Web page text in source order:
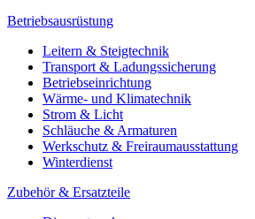
Betriebsausrüstung
Leitern & Steigtechnik
Transport & Ladungssicherung
Betriebseinrichtung
Wärme- und Klimatechnik
Strom & Licht
Schläuche & Armaturen
Werkschutz & Freiraumausstattung
Winterdienst
Zubehör & Ersatzteile